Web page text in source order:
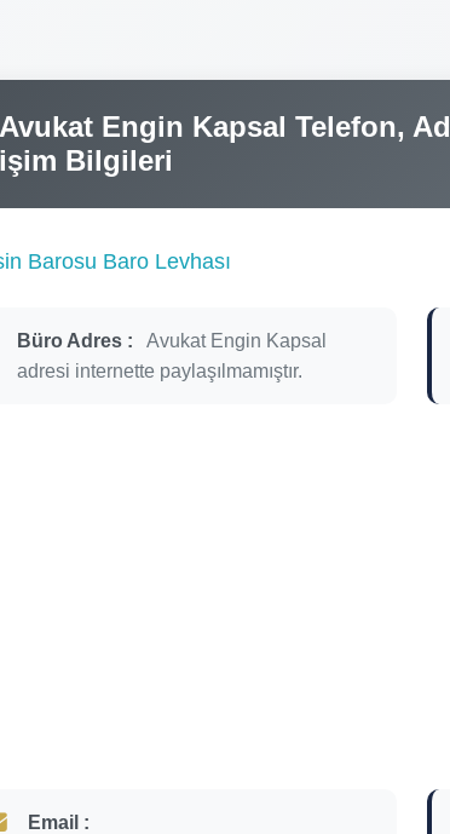
Avukat Engin Kapsal Telefon,
Bilgileri
Barosu Baro Levhası
Büro Adres :
Avukat Engin Kapsal
adresi internette paylaşılmamıştır.
Email :